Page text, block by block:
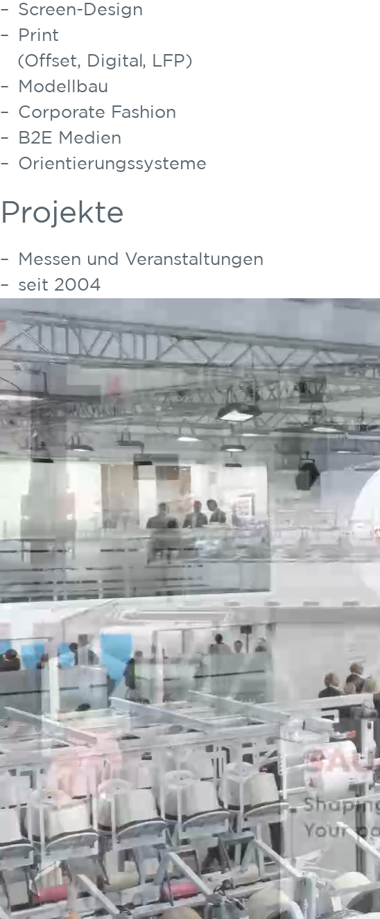
Screen-Design
Print
(Offset, Digital, LFP)
Modellbau
Corporate Fashion
B2E Medien
Orientierungssysteme
Projekte
Messen und Veranstaltungen
seit 2004